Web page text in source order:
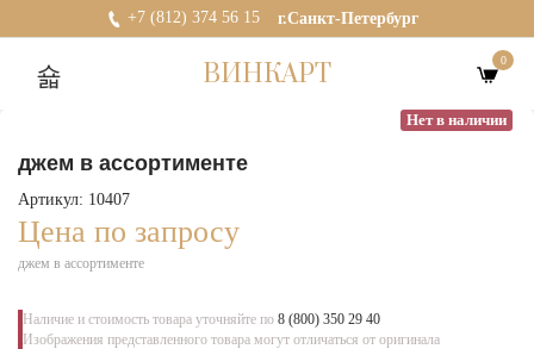
+7 (812) 374 56 15 г.Санкт-Петербург
ВИНКАРТ 0
Нет в наличии
джем в ассортименте
Артикул: 10407
Цена по запросу
джем в ассортименте
Наличие и стоимость товара уточняйте по 8 (800) 350 29 40
Изображения представленного товара могут отличаться от оригинала